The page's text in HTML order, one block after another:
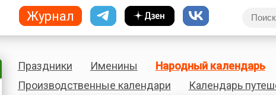
Праздники Именины Народный календарь
Производственные календари
Календарь
Журнал